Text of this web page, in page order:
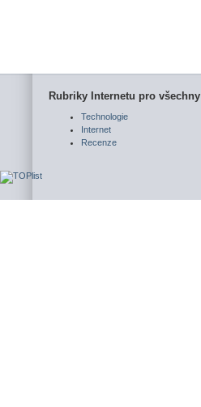
Rubriky Internetu pro všechny
Technologie
Internet
Recenze